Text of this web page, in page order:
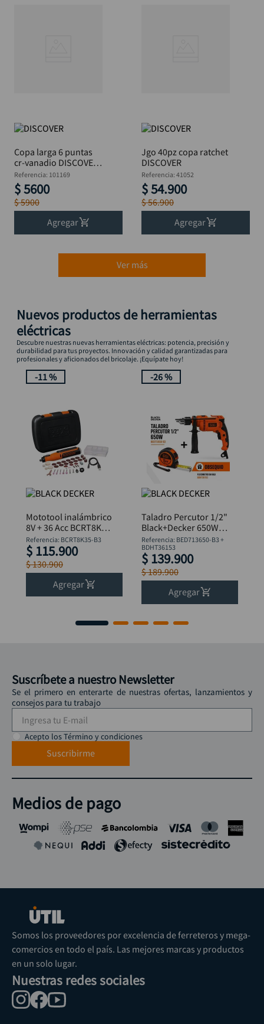
Copa larga 6 puntas
cr-vanadio DISCOVER
3/8"x14mm"
Referencia: 101169
$5600
$5900
Agregar
Jgo 40pz copa ratchet
DISCOVER
Referencia: 41052
$54.900
$56.900
Agregar
Ver más
Nuevos productos de herramientas
eléctricas
Descubre nuestras nuevas herramientas eléctricas: potencia, precisión y
durabilidad para tus proyectos. Innovación y calidad garantizadas para
profesionales y aficionados del bricolaje. ¡Equípate hoy!
-11 %
Mototool inalámbrico
8V + 36 Acc BCRT8K35
B&D
Referencia: BCRT8K35-B3
$ 115.900
$130.900
Agregar
-26 %
Taladro Percutor 1/2"
Black+Decker 650W
BED713650-B3 +
Flexómetro
Referencia: BED713650-B3 +
BDHT36153
$ 139.900
$189.900
Agregar
Suscríbete a nuestro Newsletter
Se el primero en enterarte de nuestras ofertas, lanzamientos y
consejos para tu trabajo
Acepto los Término y condiciones
Suscribirme
Medios de pago
Somos los proveedores por excelencia de ferreteros y mega-
comercios en todo el país. Las mejores marcas y productos
en un solo lugar.
Nuestras redes sociales